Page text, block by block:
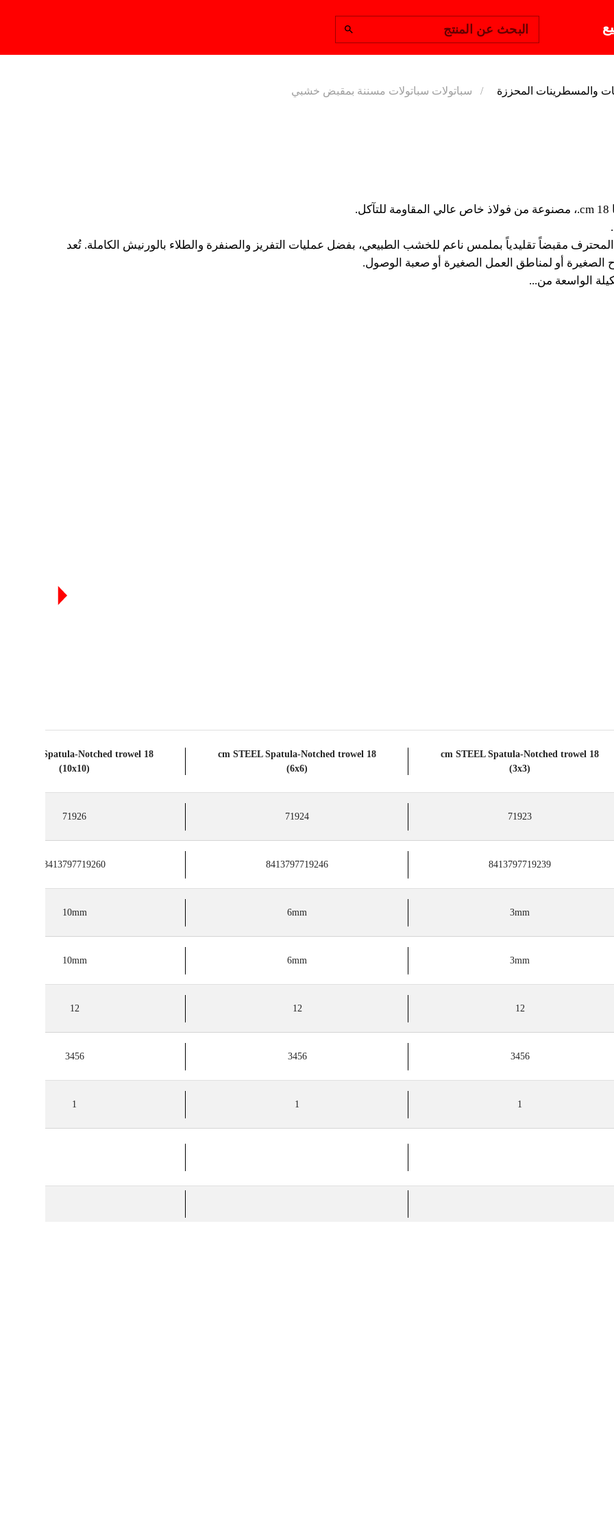
البحث عن المنتج
والمسطرينات المحززة سباتولات سباتولات مسننة بمقبض خشبي
بمقبض خشبي
من فولاذ خاص عالي المقاومة للتآكل. ومن خصائص جميع سباتولات RUBI
الصلابة العالية لصفائحها.
مقبضاً تقليدياً بملمس ناعم للخشب الطبيعي، بفضل عمليات التفريز والصنفرة والطلاء بالورنيش الكاملة. تُعد
18 cm STEEL Spatula-Notched trowel
(3x3)
18 cm STEEL Spatula-Notched trowel
(6x6)
cm STEEL Spatula-Notched trowel
(10x10)
71923
71924
71926
8413797719239
8413797719246
8413797719260
3mm
6mm
10mm
3mm
6mm
10mm
12
12
12
3456
3456
3456
1
1
1